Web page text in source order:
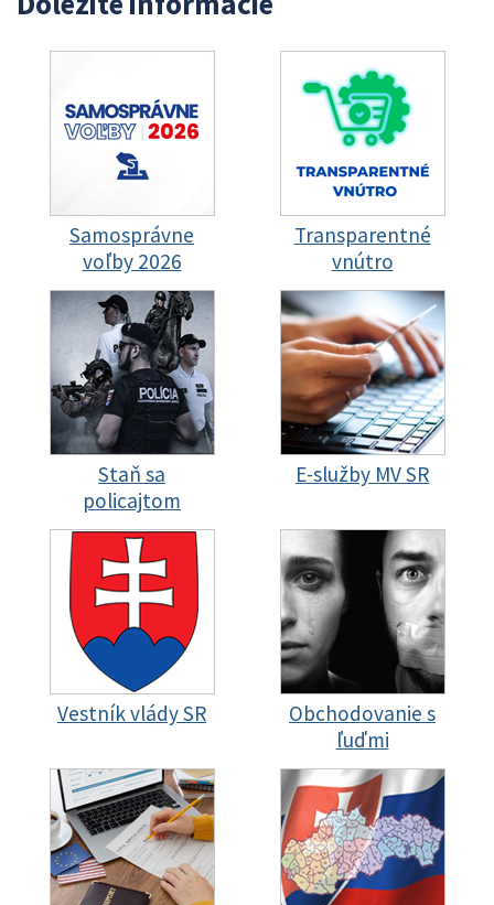
Samosprávne
voľby 2026
Transparentné
vnútro
Staň sa
policajtom
E-služby MV SR
Vestník vlády SR
Obchodovanie s
ľuďmi